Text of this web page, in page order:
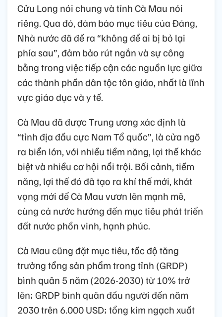
Cửu Long nói chung và tỉnh Cà Mau nói
riêng. Qua đó, đảm bảo mục tiêu của Đảng,
Nhà nước đã đề ra “không để ai bị bỏ lại
phía sau”, đảm bảo rút ngắn và sự công
bằng trong việc tiếp cận các nguồn lực giữa
các thành phần dân tộc tôn giáo, nhất là lĩnh
vực giáo dục và y tế.
Cà Mau đã được Trung ương xác định là
“tỉnh địa đầu cực Nam Tổ quốc”, là cửa ngõ
ra biển lớn, với nhiều tiềm năng, lợi thế khác
biệt và nhiều cơ hội nổi trội. Bối cảnh, tiềm
năng, lợi thế đó đã tạo ra khí thế mới, khát
vọng mới để Cà Mau vươn lên mạnh mẽ,
cùng cả nước hướng đến mục tiêu phát triển
đất nước phồn vinh, hạnh phúc.
Cà Mau cũng đặt mục tiêu, tốc độ tăng
trưởng tổng sản phẩm trong tỉnh (GRDP)
bình quân 5 năm (2026-2030) từ 10% trở
lên; GRDP bình quân đầu người đến năm
2030 trên 6.000 USD; tổng kim ngạch xuất